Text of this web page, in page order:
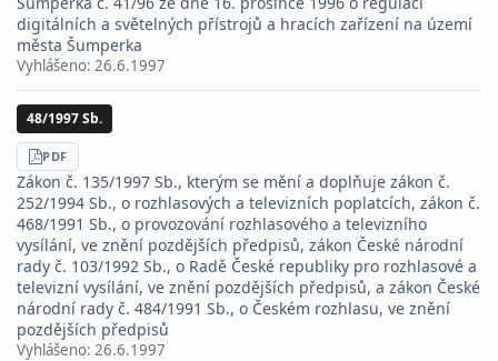
digitálních a světelných přístrojů a hracích zařízení na území
města Šumperka
Vyhlášeno: 26.6.1997
48/1997 Sb.
STÁHNOUT
PDF
Zákon č. 135/1997 Sb., kterým se mění a doplňuje zákon č.
252/1994 Sb., o rozhlasových a televizních poplatcích, zákon č.
468/1991 Sb., o provozování rozhlasového a televizního
vysílání, ve znění pozdějších předpisů, zákon České národní
rady č. 103/1992 Sb., o Radě České republiky pro rozhlasové a
televizní vysílání, ve znění pozdějších předpisů, a zákon České
národní rady č. 484/1991 Sb., o Českém rozhlasu, ve znění
pozdějších předpisů
Vyhlášeno: 26.6.1997